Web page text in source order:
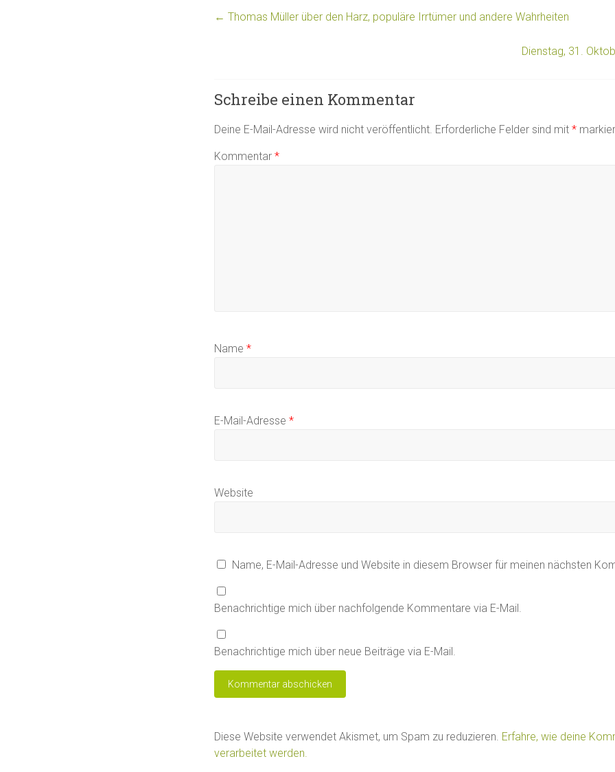
← Thomas Müller über den Harz, populäre Irrtümer und andere Wahrheiten
Dienstag, 31.
Schreibe einen Kommentar
Deine E-Mail-Adresse wird nicht veröffentlicht. Erforderliche Felder sind mit *
Kommentar *
Name *
E-Mail-Adresse *
Website
Name, E-Mail-Adresse und Website in diesem Browser für meinen nächsten
Benachrichtige mich über nachfolgende Kommentare via E-Mail.
Benachrichtige mich über neue Beiträge via E-Mail.
Diese Website verwendet Akismet, um Spam zu reduzieren. Erfahre, wie deine
verarbeitet werden.